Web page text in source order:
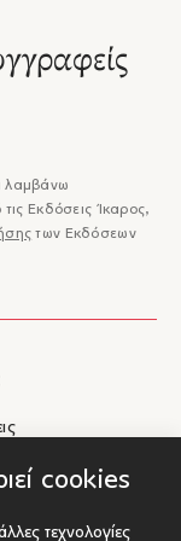
cookies
τεχνολογίες
λαμβάνω
Εκδόσεις Ίκαρος,
των Εκδόσεων